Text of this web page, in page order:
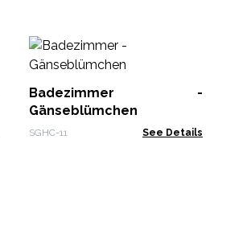
Badezimmer -
Gänseblümchen
SGHC-11 See Details